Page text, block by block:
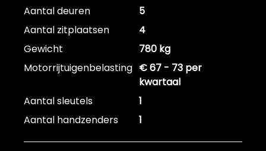
Aantal deuren
5
Aantal zitplaatsen
4
Gewicht
780 kg
Motorrijtuigenbelasting € 67 - 73 per
kwartaal
Aantal sleutels
1
Aantal handzenders
1